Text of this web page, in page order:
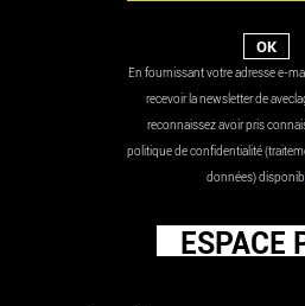
En fournissant votre adresse e-
recevoir la newsletter de
reconnaissez avoir pris
politique de confidentialité
données)
ESPACE